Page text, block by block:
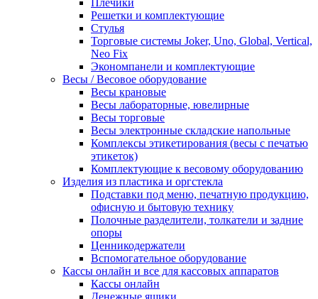
Плечики
Решетки и комплектующие
Стулья
Торговые системы Joker, Uno, Global, Vertical,
Neo Fix
Экономпанели и комплектующие
Весы / Весовое оборудование
Весы крановые
Весы лабораторные, ювелирные
Весы торговые
Весы электронные складские напольные
Комплексы этикетирования (весы с печатью
этикеток)
Комплектующие к весовому оборудованию
Изделия из пластика и оргстекла
Подставки под меню, печатную продукцию,
офисную и бытовую технику
Полочные разделители, толкатели и задние
опоры
Ценникодержатели
Вспомогательное оборудование
Кассы онлайн и все для кассовых аппаратов
Кассы онлайн
Денежные ящики